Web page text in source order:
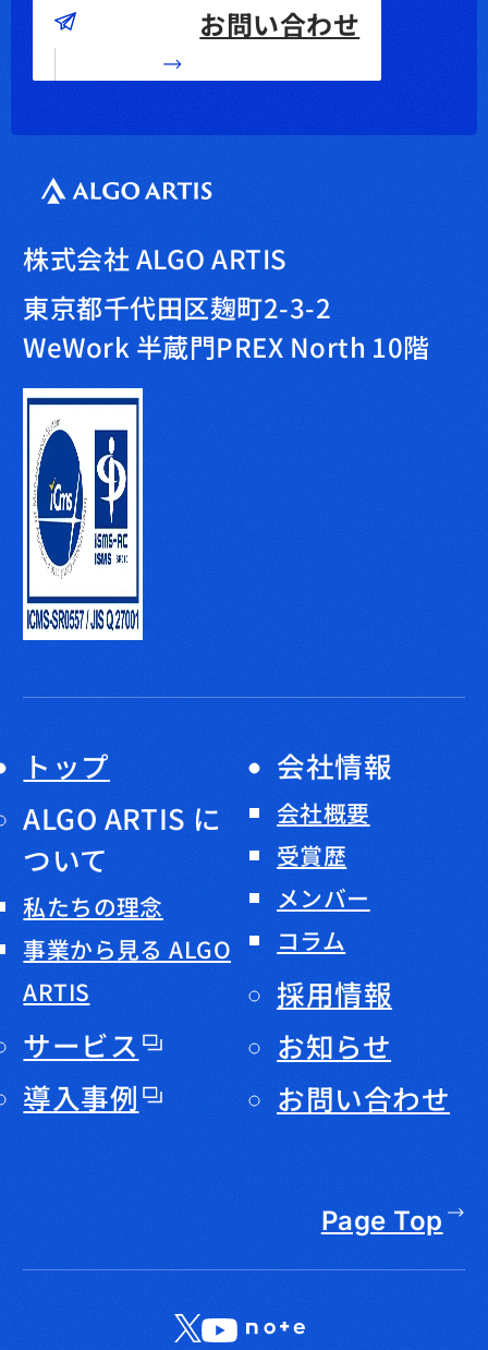
お問い合わせ
株式会社 ALGO ARTIS
東京都千代田区麹町2-3-2
WeWork 半蔵門PREX North 10階
トップ
ALGO ARTIS に
ついて
私たちの理念
事業から見る ALGO
ARTIS
サービス
導入事例
会社情報
会社概要
受賞歴
メンバー
コラム
採用情報
お知らせ
お問い合わせ
Page Top